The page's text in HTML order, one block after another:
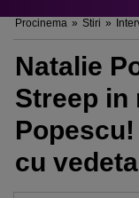
Procinema » Stiri »
Natalie
Streep in
cu